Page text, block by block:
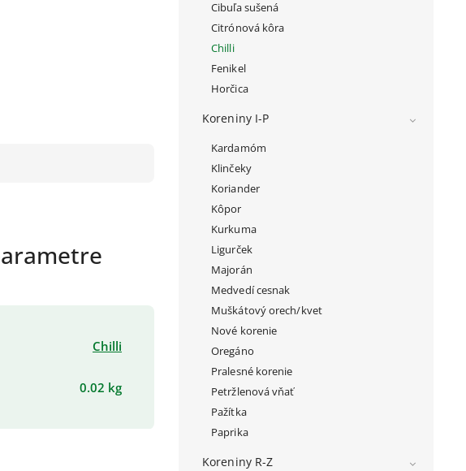
Cibuľa sušená
Citrónová kôra
Chilli
Fenikel
Horčica
Koreniny I-P
Kardamóm
Klinčeky
Koriander
Kôpor
Kurkuma
Ligurček
Majorán
Medvedí cesnak
Muškátový orech/kvet
Nové korenie
Oregáno
Pralesné korenie
Petržlenová vňať
Pažítka
Paprika
Koreniny R-Z
Chilli
0.02 kg